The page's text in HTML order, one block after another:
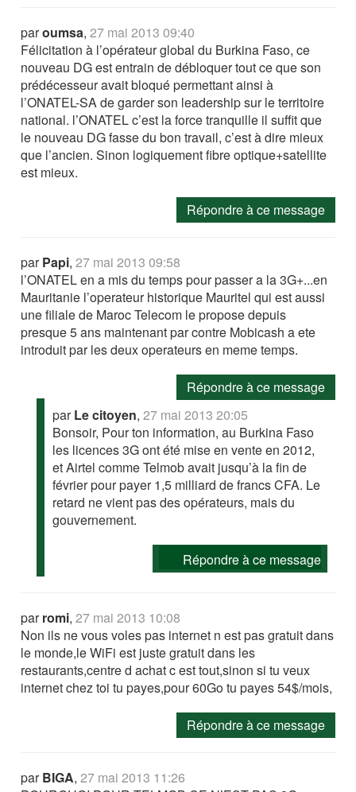
paroumsa,27 mai 2013 09:40
Félicitation à l’opérateur global du Burkina Faso, ce
nouveau DG est entrain de débloquer tout ce que son
prédécesseur avait bloqué permettant ainsi à
l’ONATEL-SA de garder son leadership sur le territoire
national. l’ONATEL c’est la force tranquille il suffit que
le nouveau DG fasse du bon travail, c’est à dire mieux
que l’ancien. Sinon logiquement fibre optique+satellite
est mieux.
Répondre à ce message
parPapi,27 mai 2013 09:58
l’ONATEL en a mis du temps pour passer a la 3G+...en
Mauritanie l’operateur historique Mauritel qui est aussi
une filiale de Maroc Telecom le propose depuis
presque 5 ans maintenant par contre Mobicash a ete
introduit par les deux operateurs en meme temps.
Répondre à ce message
parLe citoyen,27 mai 2013 20:05
Bonsoir, Pour ton information, au Burkina Faso
les licences 3G ont été mise en vente en 2012,
et Airtel comme Telmob avait jusqu’à la fin de
février pour payer 1,5 milliard de francs CFA. Le
retard ne vient pas des opérateurs, mais du
gouvernement.
Répondre à ce message
parromi,27 mai 2013 10:08
Non ils ne vous voles pas internet n est pas gratuit dans
le monde,le WiFi est juste gratuit dans les
restaurants,centre d achat c est tout,sinon si tu veux
internet chez toi tu payes,pour 60Go tu payes 54$/mois,
Répondre à ce message
parBIGA,27 mai 2013 11:26